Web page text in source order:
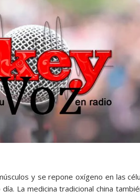
y se repone oxígeno en las
La medicina tradicional china